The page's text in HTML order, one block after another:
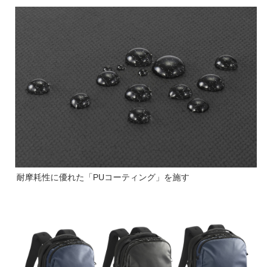
耐摩耗性に優れた「PUコーティング」を施す